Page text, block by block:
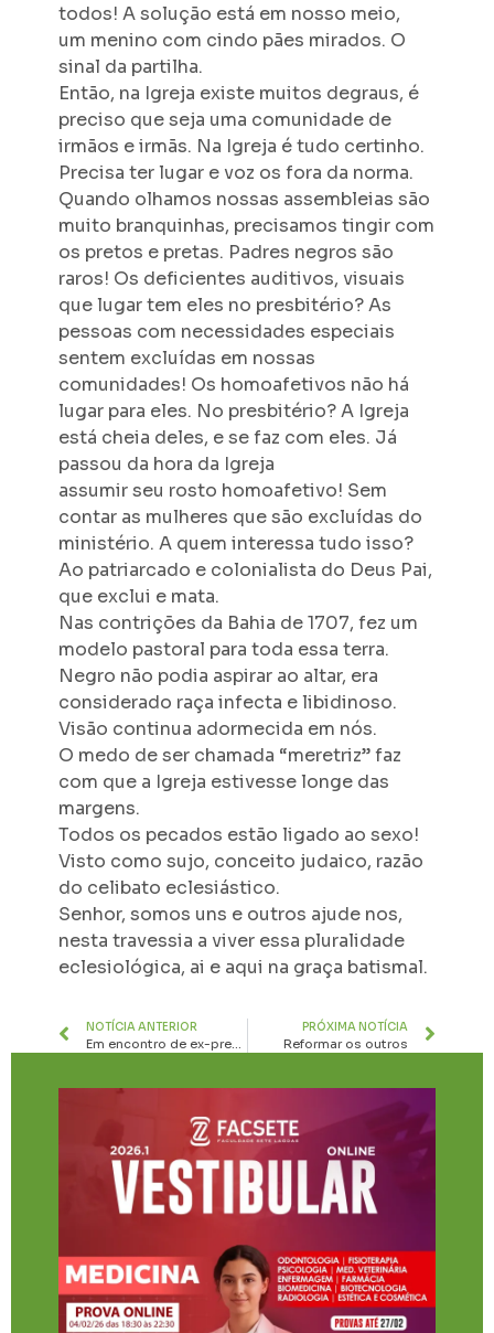
todos! A solução está em nosso meio,
um menino com cindo pães mirados. O
sinal da partilha.
Então, na Igreja existe muitos degraus, é
preciso que seja uma comunidade de
irmãos e irmãs. Na Igreja é tudo certinho.
Precisa ter lugar e voz os fora da norma.
Quando olhamos nossas assembleias são
muito branquinhas, precisamos tingir com
os pretos e pretas. Padres negros são
raros! Os deficientes auditivos, visuais
que lugar tem eles no presbitério? As
pessoas com necessidades especiais
sentem excluídas em nossas
comunidades! Os homoafetivos não há
lugar para eles. No presbitério? A Igreja
está cheia deles, e se faz com eles. Já
passou da hora da Igreja
assumir seu rosto homoafetivo! Sem
contar as mulheres que são excluídas do
ministério. A quem interessa tudo isso?
Ao patriarcado e colonialista do Deus Pai,
que exclui e mata.
Nas contrições da Bahia de 1707, fez um
modelo pastoral para toda essa terra.
Negro não podia aspirar ao altar, era
considerado raça infecta e libidinoso.
Visão continua adormecida em nós.
O medo de ser chamada “meretriz” faz
com que a Igreja estivesse longe das
margens.
Todos os pecados estão ligado ao sexo!
Visto como sujo, conceito judaico, razão
do celibato eclesiástico.
Senhor, somos uns e outros ajude nos,
nesta travessia a viver essa pluralidade
eclesiológica, ai e aqui na graça batismal.
NOTÍCIA ANTERIOR
Em encontro de ex-presidentes, ACI valoriza o passado e planeja futuro atuante
PRÓXIMA NOTÍCIA
Reformar os outros